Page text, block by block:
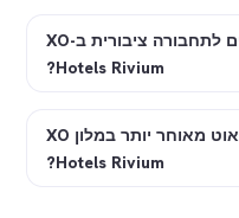
⭐ האם אתם מוכרים כרטיסים לתחבורה ציבורית ב-XO
Hotels Rivium?
⭐ האם אוכל לבצע צ'ק-אאוט מאוחר יותר במלון XO
Hotels Rivium?